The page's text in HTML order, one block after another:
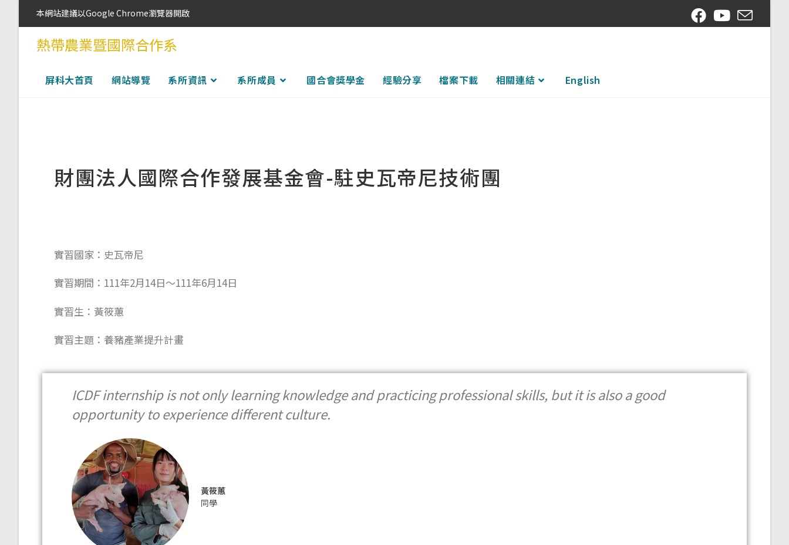
本網站建議以Google Chrome瀏覽器開啟
熱帶農業暨國際合作系
屏科大首頁 網站導覽 系所資訊 系所成員 國合會獎學金 經驗分享 檔案下載 相關連結 English
財團法人國際合作發展基金會-駐史瓦帝尼技術團
實習國家：史瓦帝尼
實習期間：111年2月14日～111年6月14日
實習生： 黃筱蕙
實習主題：養豬產業提升計畫
ICDF internship is not only learning knowledge and practicing professional skills, but it is also a good
opportunity to experience different culture.
黃筱蕙
同學